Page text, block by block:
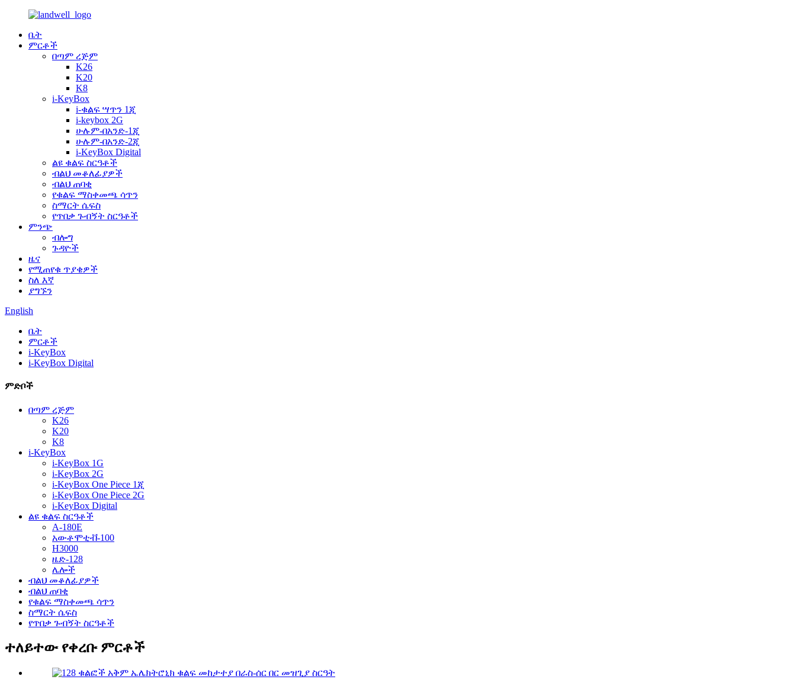
ቤት
ምርቶች
በጣም ረጅም
K26
K20
K8
i-KeyBox
i-ቁልፍ ሣጥን 1ጂ
i-keybox 2G
ሁሉም-በአንድ-1ጂ
ሁሉም-በአንድ-2ጂ
i-KeyBox Digital
ልዩ ቁልፍ ስርዓቶች
ብልህ መቆለፊያዎች
ብልህ ጠባቂ
የቁልፍ ማስቀመጫ ሳጥን
ስማርት ሴፍስ
የጥበቃ ጉብኝት ስርዓቶች
ምንጭ
ብሎግ
ጉዳዮች
ዜና
የሚጠየቁ ጥያቄዎች
ስለ እኛ
ያግኙን
English
ቤት
ምርቶች
i-KeyBox
i-KeyBox Digital
ምድቦች
በጣም ረጅም
K26
K20
K8
i-KeyBox
i-KeyBox 1G
i-KeyBox 2G
i-KeyBox One Piece 1ጂ
i-KeyBox One Piece 2G
i-KeyBox Digital
ልዩ ቁልፍ ስርዓቶች
A-180E
አውቶሞቲቭ-100
H3000
ዜድ-128
ሌሎች
ብልህ መቆለፊያዎች
ብልህ ጠባቂ
የቁልፍ ማስቀመጫ ሳጥን
ስማርት ሴፍስ
የጥበቃ ጉብኝት ስርዓቶች
ተለይተው የቀረቡ ምርቶች